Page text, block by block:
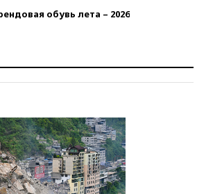
обувь лета – 2026